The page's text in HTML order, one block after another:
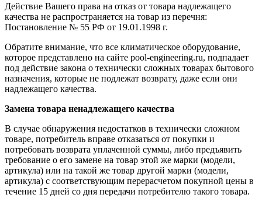
Действие Вашего права на отказ от товара надлежащего
качества не распространяется на товар из перечня:
Постановление № 55 РФ от 19.01.1998 г.
Обратите внимание, что все климатическое оборудование,
которое представлено на сайте pool-engineering.ru, подпадает
под действие закона о технически сложных товарах бытового
назначения, которые не подлежат возврату, даже если они
надлежащего качества.
Замена товара ненадлежащего качества
В случае обнаружения недостатков в технически сложном
товаре, потребитель вправе отказаться от покупки и
потребовать возврата уплаченной суммы, либо предъявить
требование о его замене на товар этой же марки (модели,
артикула) или на такой же товар другой марки (модели,
артикула) с соответствующим перерасчетом покупной цены в
течение 15 дней со дня передачи потребителю такого товара.